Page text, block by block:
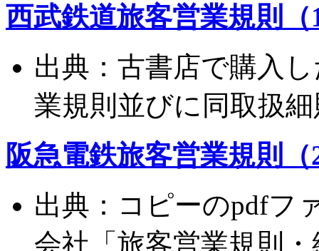
西武鉄道旅客営業規則
出典：古書店で購入
業規則並びに同取扱
阪急電鉄旅客営業規則
出典：コピーのpdfフ
会社「旅客営業規則